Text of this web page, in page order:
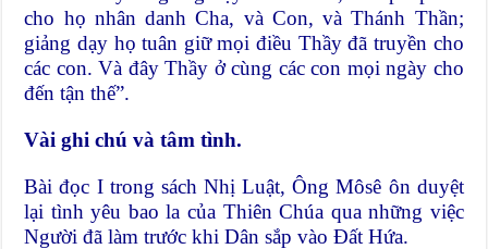
cho họ nhân danh Cha, và Con, và Thánh Thần;
giảng dạy họ tuân giữ mọi điều Thầy đã truyền cho
các con. Và đây Thầy ở cùng các con mọi ngày cho
đến tận thế”.
Vài ghi chú và tâm tình.
Bài đọc I trong sách Nhị Luật, Ông Môsê ôn duyệt
lại tình yêu bao la của Thiên Chúa qua những việc
Người đã làm trước khi Dân sắp vào Đất Hứa.